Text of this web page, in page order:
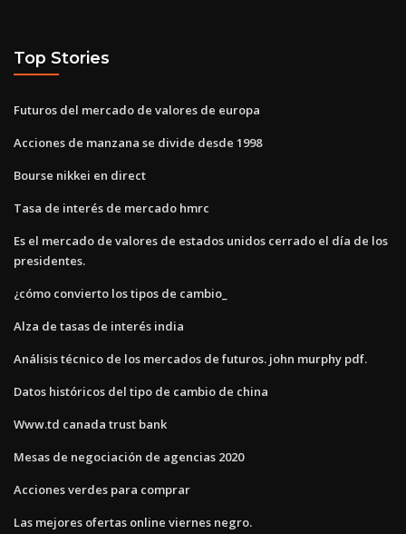
Top Stories
Futuros del mercado de valores de europa
Acciones de manzana se divide desde 1998
Bourse nikkei en direct
Tasa de interés de mercado hmrc
Es el mercado de valores de estados unidos cerrado el día de los
presidentes.
¿cómo convierto los tipos de cambio_
Alza de tasas de interés india
Análisis técnico de los mercados de futuros. john murphy pdf.
Datos históricos del tipo de cambio de china
Www.td canada trust bank
Mesas de negociación de agencias 2020
Acciones verdes para comprar
Las mejores ofertas online viernes negro.